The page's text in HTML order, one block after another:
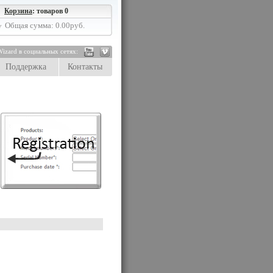
Корзина: товаров 0
Общая сумма: 0.00руб.
в социальных сетях:
Поддержка Контакты